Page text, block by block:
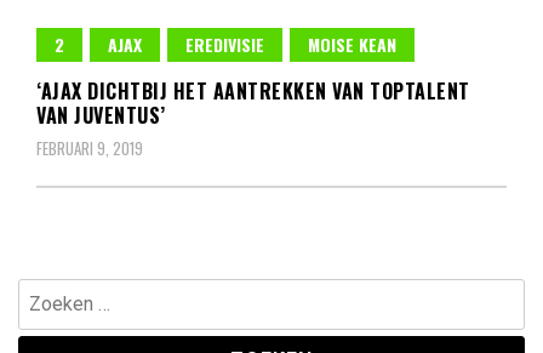
2 AJAX EREDIVISIE MOISE KEAN
‘AJAX DICHTBIJ HET AANTREKKEN VAN TOPTALENT
VAN JUVENTUS’
FEBRUARI 9, 2019
Zoeken
naar: